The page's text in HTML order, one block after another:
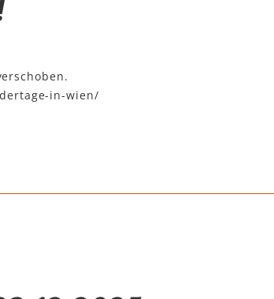
in-wien/